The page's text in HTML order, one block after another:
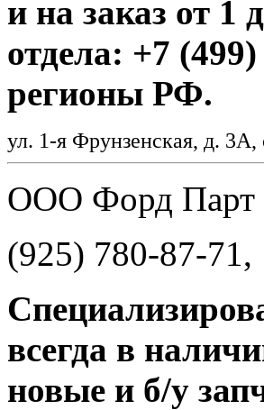
и на заказ от 1
отдела: +7
регионы РФ.
ул. 1-я Фрунзенская, д. 3A,
ООО Форд Парт
(925) 780-87-71,
всегда в
новые и б/у